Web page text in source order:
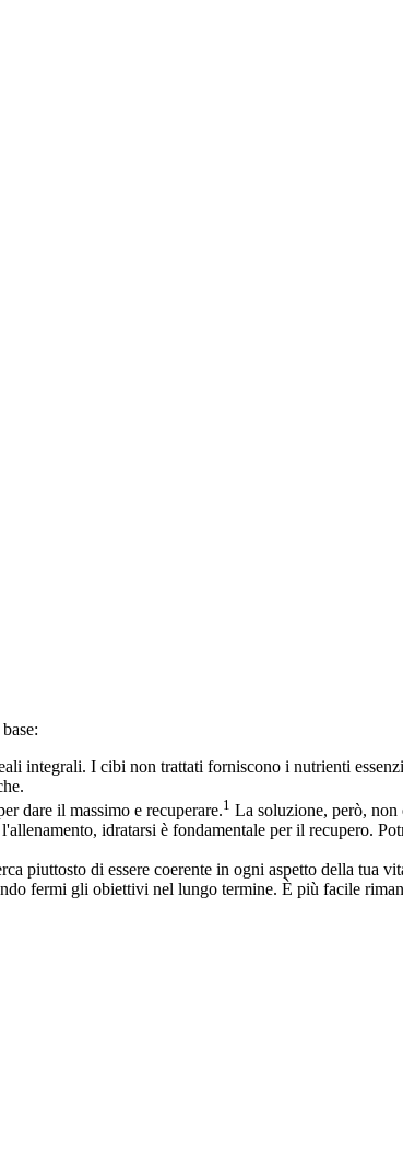
integrali. I cibi non trattati forniscono i nutrienti
dare il massimo e recuperare.1 La soluzione, però, non
idratarsi è fondamentale per il recupero.
piuttosto di essere coerente in ogni aspetto della tua
fermi gli obiettivi nel lungo termine. È più facile